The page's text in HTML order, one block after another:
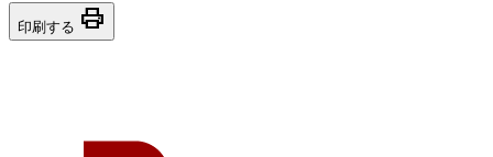
印刷する print